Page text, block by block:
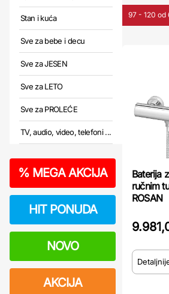
Stan i kuća
Sve za bebe i decu
Sve za JESEN
Sve za LETO
Sve za PROLEĆE
TV, audio, video, telefoni ...
% MEGA AKCIJA
HIT PONUDA
NOVO
AKCIJA
97 - 120 od
Baterija
ručnim
ROSAN